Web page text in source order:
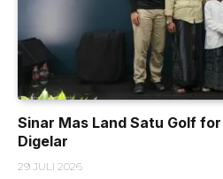
Sinar Mas Land Satu Golf
Digelar
29 JULI 2026